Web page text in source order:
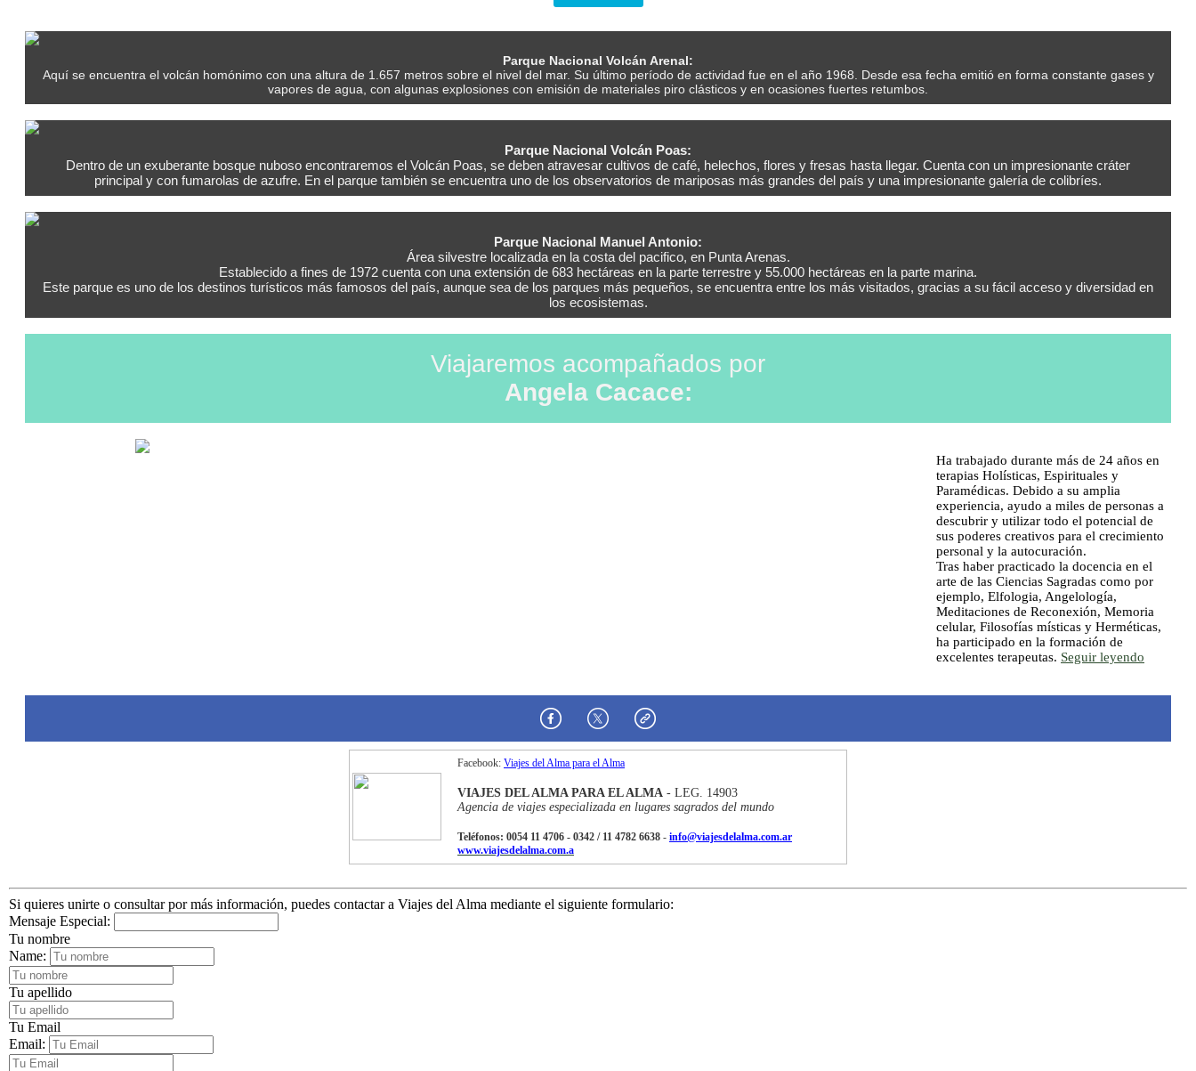
Parque Nacional Volcán Arenal:
Aquí se encuentra el volcán homónimo con una altura de 1.657 metros sobre el nivel del mar. Su último período de actividad fue en el año 1968. Desde esa fecha emitió en forma constante gases y
vapores de agua, con algunas explosiones con emisión de materiales piro clásticos y en ocasiones fuertes retumbos.
Parque Nacional Volcán Poas:
Dentro de un exuberante bosque nuboso encontraremos el Volcán Poas, se deben atravesar cultivos de café, helechos, flores y fresas hasta llegar. Cuenta con un impresionante cráter
principal y con fumarolas de azufre. En el parque también se encuentra uno de los observatorios de mariposas más grandes del país y una impresionante galería de colibríes.
Parque Nacional Manuel Antonio:
Área silvestre localizada en la costa del pacifico, en Punta Arenas.
Establecido a fines de 1972 cuenta con una extensión de 683 hectáreas en la parte terrestre y 55.000 hectáreas en la parte marina.
Este parque es uno de los destinos turísticos más famosos del país, aunque sea de los parques más pequeños, se encuentra entre los más visitados, gracias a su fácil acceso y diversidad en
los ecosistemas.
Viajaremos acompañados por
Angela Cacace:
Ha trabajado durante más de 24 años en
terapias Holísticas, Espirituales y
Paramédicas. Debido a su amplia
experiencia, ayudo a miles de personas a
descubrir y utilizar todo el potencial de
sus poderes creativos para el crecimiento
personal y la autocuración.
Tras haber practicado la docencia en el
arte de las Ciencias Sagradas como por
ejemplo, Elfologia, Angelología,
Meditaciones de Reconexión, Memoria
celular, Filosofías místicas y Herméticas,
ha participado en la formación de
excelentes terapeutas. Seguir leyendo
Facebook: Viajes del Alma para el Alma
VIAJES DEL ALMA PARA EL ALMA - LEG. 14903
Agencia de viajes especializada en lugares sagrados del mundo
Teléfonos: 0054 11 4706 - 0342 / 11 4782 6638 - info@viajesdelalma.com.ar
www.viajesdelalma.com.a
Si quieres unirte o consultar por más información, puedes contactar a Viajes del Alma mediante el siguiente formulario:
Mensaje Especial:
Tu nombre
Name:
Tu apellido
Tu Email
Email: